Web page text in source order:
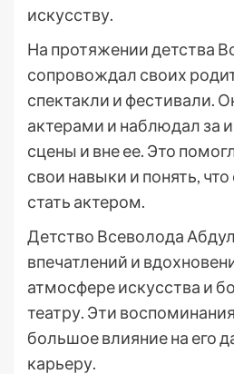
искусству.
На протяжении детства
сопровождал своих
спектакли и фестивали.
актерами и наблюдал за
сцены и вне ее. Это
свои навыки и понять,
стать актером.
Детство Всеволода
впечатлений и
атмосфере искусства и
театру. Эти
большое влияние на его
карьеру.